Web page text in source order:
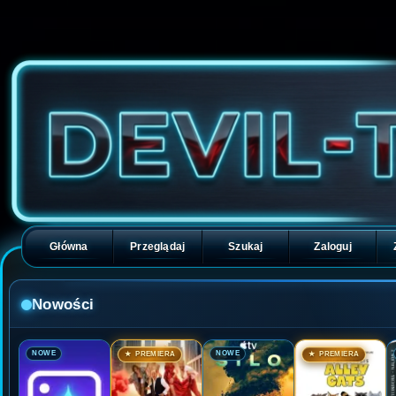
Główna Przeglądaj Szukaj Zaloguj
Nowości
🎬NOWE 🎬★ PREMIERA 🎬NOWE 🎬★ PREMIERA